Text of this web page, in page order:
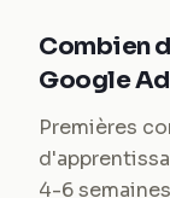
Combien
Google
Premières
4-6